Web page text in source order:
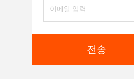
전송